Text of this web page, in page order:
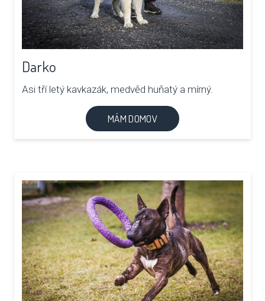
Darko
Asi tří letý kavkazák, medvěd huňatý a mírný.
MÁM DOMOV